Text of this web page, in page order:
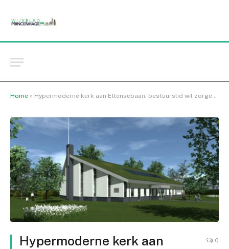
Home » Hypermoderne kerk aan Ettensebaan, bestuurslid wil zorgen wegnemen
Hypermoderne kerk aan
0